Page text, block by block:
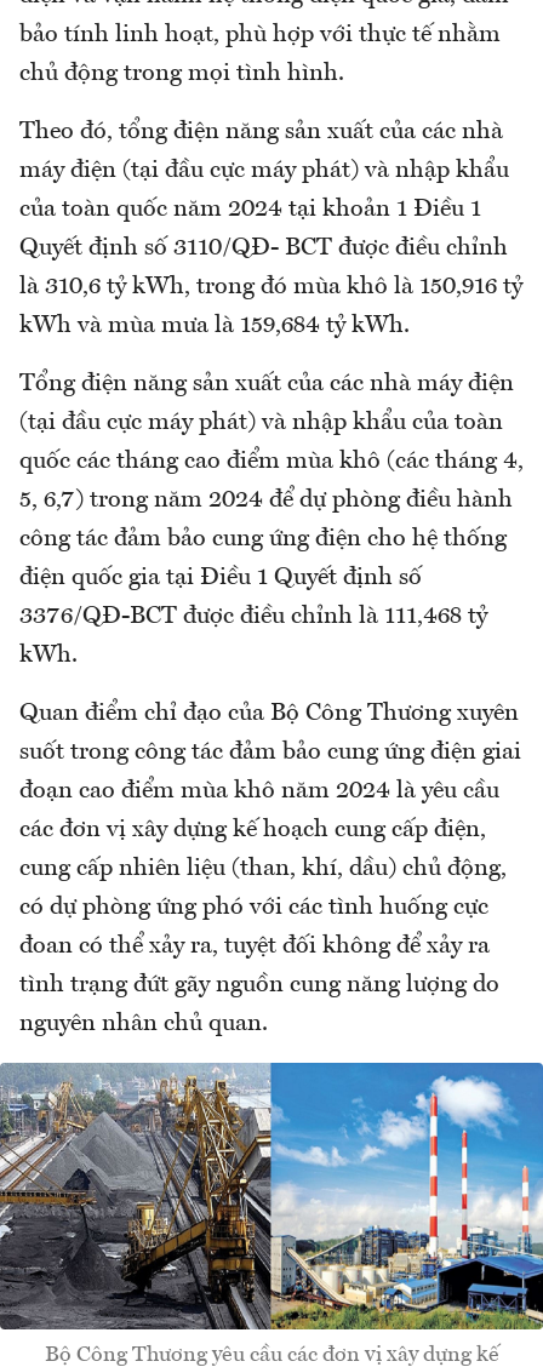
bảo tính linh hoạt, phù hợp với thực tế nhằm
chủ động trong mọi tình hình.
Theo đó, tổng điện năng sản xuất của các nhà
máy điện (tại đầu cực máy phát) và nhập khẩu
của toàn quốc năm 2024 tại khoản 1 Điều 1
Quyết định số 3110/QĐ- BCT được điều chỉnh
là 310,6 tỷ kWh, trong đó mùa khô là 150,916 tỷ
kWh và mùa mưa là 159,684 tỷ kWh.
Tổng điện năng sản xuất của các nhà máy điện
(tại đầu cực máy phát) và nhập khẩu của toàn
quốc các tháng cao điểm mùa khô (các tháng 4,
5, 6,7) trong năm 2024 để dự phòng điều hành
công tác đảm bảo cung ứng điện cho hệ thống
điện quốc gia tại Điều 1 Quyết định số
3376/QĐ-BCT được điều chỉnh là 111,468 tỷ
kWh.
Quan điểm chỉ đạo của Bộ Công Thương xuyên
suốt trong công tác đảm bảo cung ứng điện giai
đoạn cao điểm mùa khô năm 2024 là yêu cầu
các đơn vị xây dựng kế hoạch cung cấp điện,
cung cấp nhiên liệu (than, khí, dầu) chủ động,
có dự phòng ứng phó với các tình huống cực
đoan có thể xảy ra, tuyệt đối không để xảy ra
tình trạng đứt gãy nguồn cung năng lượng do
nguyên nhân chủ quan.
Bộ Công Thương yêu cầu các đơn vị xây dựng kế